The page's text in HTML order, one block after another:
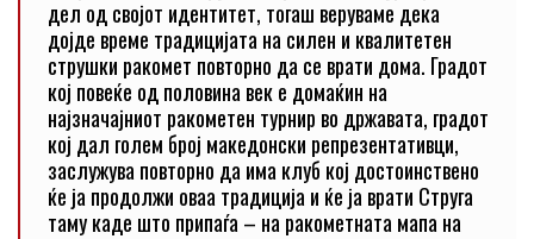
дел од својот идентитет, тогаш веруваме дека
дојде време традицијата на силен и квалитетен
струшки ракомет повторно да се врати дома. Градот
кој повеќе од половина век е домаќин на
најзначајниот ракометен турнир во државата, градот
кој дал голем број македонски репрезентативци,
заслужува повторно да има клуб кој достоинствено
ќе ја продолжи оваа традиција и ќе ја врати Струга
таму каде што припаѓа – на ракометната мапа на